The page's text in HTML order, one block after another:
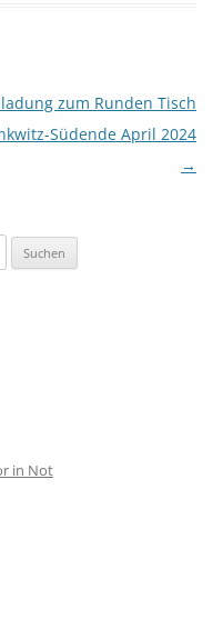
zum Runden Tisch
Südende April 2024
→
in Not